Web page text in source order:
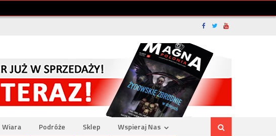
Wiara Podróże Sklep Wspieraj Nas